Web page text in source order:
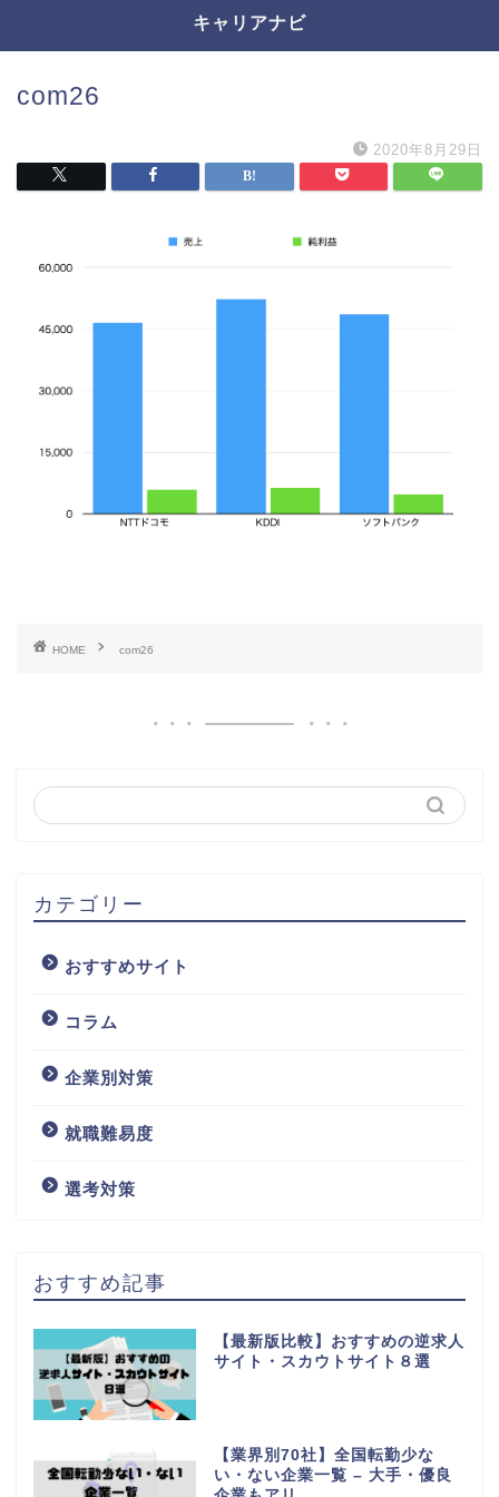
キャリアナビ
com26
2020年8月29日
HOME com26
カテゴリー
おすすめサイト
コラム
企業別対策
就職難易度
選考対策
おすすめ記事
【最新版比較】おすすめの逆求人
サイト・スカウトサイト８選
【業界別70社】全国転勤少な
い・ない企業一覧 – 大手・優良